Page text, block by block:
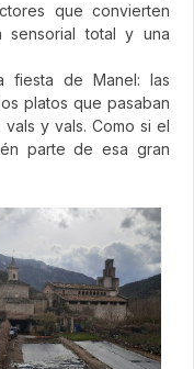
que convierten
sensorial total y una
fiesta de Manel: las
platos que pasaban
y vals. Como si el
parte de esa gran